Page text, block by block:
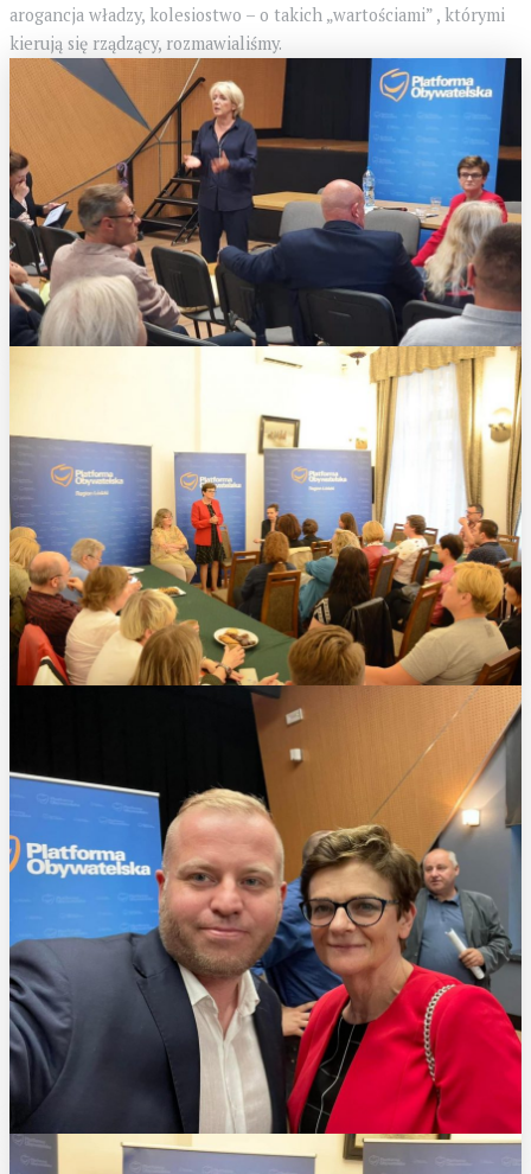
arogancja władzy, kolesiostwo – o takich „wartościami” , którymi
kierują się rządzący, rozmawialiśmy.